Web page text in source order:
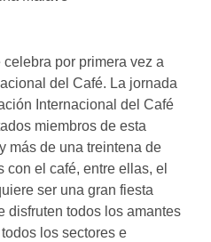
por primera vez a
del Café. La jornada
Internacional del Café
miembros de esta
más de una treintena de
el café, entre ellas, el
ser una gran fiesta
disfruten todos los amantes
los sectores e